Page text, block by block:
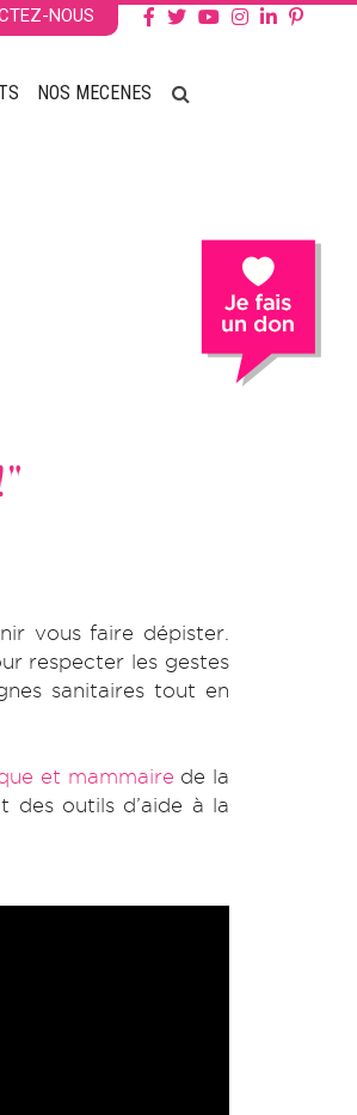
NOUS
NOS MECENES
vous faire dépister.
respecter les gestes
sanitaires tout en
et mammaire de la
des outils d’aide à la